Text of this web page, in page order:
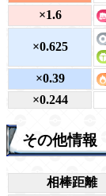
×1.6
×0.625
×0.39
×0.244
その他情報
相棒距離